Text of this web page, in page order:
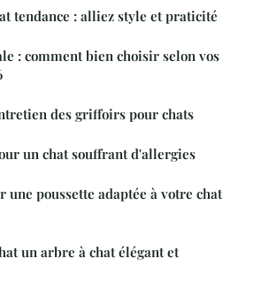
tendance : alliez style et praticité
: comment bien choisir selon vos
des griffoirs pour chats
un chat souffrant d'allergies
une poussette adaptée à votre chat
un arbre à chat élégant et